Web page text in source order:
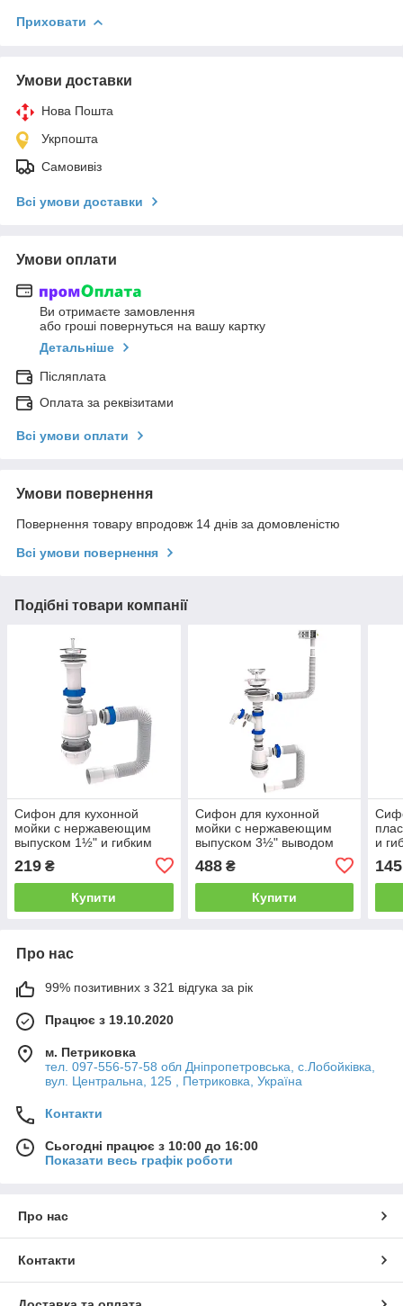
Приховати
Умови доставки
Нова Пошта
Укрпошта
Самовивіз
Всі умови доставки
Умови оплати
Ви отримаєте замовлення
або гроші повернуться на вашу картку
Детальніше
Післяплата
Оплата за реквізитами
Всі умови оплати
Умови повернення
Повернення товару впродовж 14 днів за домовленістю
Всі умови повернення
Подібні товари компанії
Сифон для кухонной
мойки с нержавеющим
выпуском 1½" и гибким
(9842730)
219 ₴
Купити
Сифон для кухонной
мойки с нержавеющим
выпуском 3½" выводом
квадратным переливом и
гибким
488₴
Купити
и
145
Про нас
99% позитивних з 321 відгука за рік
Працює з 19.10.2020
м. Петриковка
тел. 097-556-57-58 обл Дніпропетровська, с.Лобойківка,
вул. Центральна, 125 , Петриковка, Україна
Контакти
Сьогодні працює з 10:00 до 16:00
Показати весь графік роботи
Про нас
Контакти